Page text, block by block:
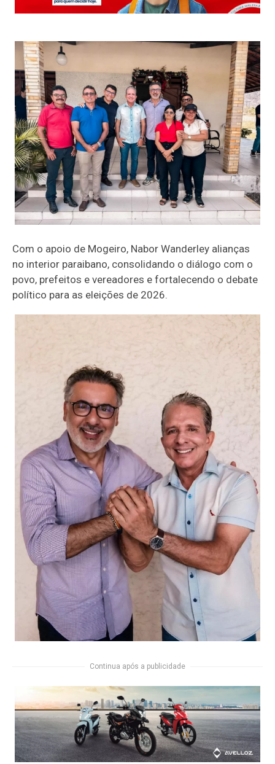
Com o apoio de Mogeiro, Nabor Wanderley alianças
no interior paraibano, consolidando o diálogo com o
povo, prefeitos e vereadores e fortalecendo o debate
político para as eleições de 2026.
Continua após a publicidade